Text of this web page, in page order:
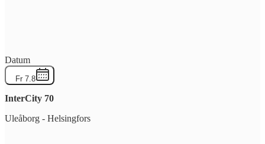
Datum
Fr 7.8
InterCity 70
Uleåborg - Helsingfors